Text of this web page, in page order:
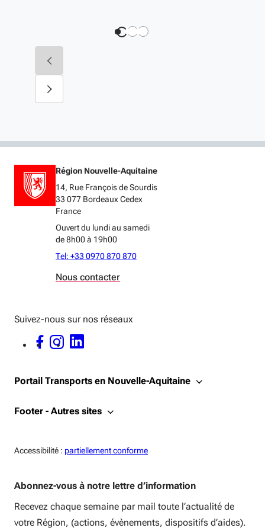
votre demande d'inscription sur votre
compte région en cliquant ce
Région Nouvelle-Aquitaine
14, Rue François de Sourdis
33 077 Bordeaux Cedex
France
Ouvert du lundi au samedi
de 8h00 à 19h00
Tel: +33 0970 870 870
Nous contacter
Suivez-nous sur nos réseaux
FACEBOOK - OUVERTURE DANS UNE NOUVELLE FENÊTRE
INSTAGRAM - OUVERTURE DANS UNE NOUVELLE FENÊTRE
LINKEDIN - OUVERTURE DANS UNE NOUVELLE FENÊTRE
Portail Transports en Nouvelle-Aquitaine
Footer - Autres sites
Accessibilité : Accessiblité:
partiellement conforme
Abonnez-vous à notre lettre d’information
Recevez chaque semaine par mail toute l’actualité de
votre Région, (actions, évènements, dispositifs d’aides).